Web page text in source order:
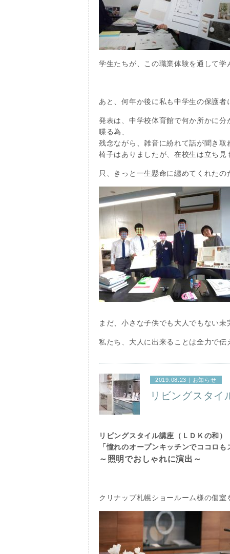
学生たちが、この職業体験を通して学
あと、何年か後に私も中学生の保護
発表は、中学校体育館で何か所かに
喋る為、
残念ながら、雑音に紛れて話が聞き取
椅子はありましたが、在校生は立ち見
只、きっと一生懸命に纏めてくれたの
まだ、小さな子供でも大人でもない
私たち、大人に出来ることは全力で伝
2019.08.23｜ お知らせ
リビングスタイ
リビングスタイル講座（ＬＤＫの和）
「憧れのオープンキッチンでココロも
～照明でおしゃれに演出～
クリナップ札幌ショールーム様の個